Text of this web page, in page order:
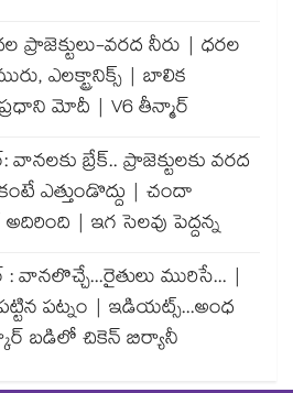
ప్రాజెక్టులు-వరద నీరు | ధరల
ఎలక్ట్రానిక్స్ | బాలిక
మోదీ | V6 తీన్మార్
వానలకు బ్రేక్.. ప్రాజెక్టులకు వరద
ఎత్తుండొద్దు | చందా
| ఇగ సెలవు పెద్దన్న
: వానలొచ్చే...రైతులు మురిసే... |
పట్నం | ఇడియట్స్...అంధ
బడిలో చికెన్ బిర్యానీ